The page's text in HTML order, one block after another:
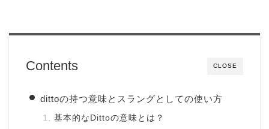
CLOSE
Contents
dittoの持つ意味とスラングとしての使い方
基本的なDittoの意味とは？